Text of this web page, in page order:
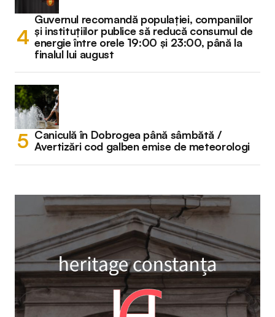
Guvernul recomandă populației, companiilor
și instituțiilor publice să reducă consumul de
energie între orele 19:00 și 23:00, până la
finalul lui august
Caniculă în Dobrogea până sâmbătă /
Avertizări cod galben emise de meteorologi